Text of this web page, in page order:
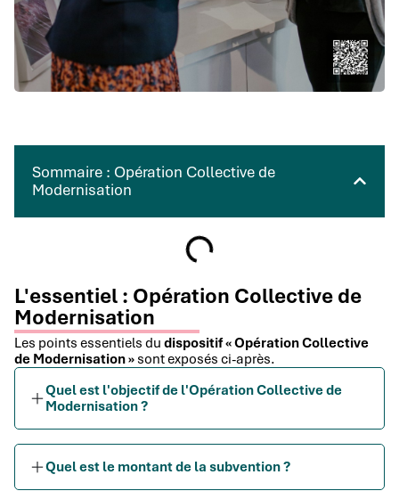
Sommaire : Opération Collective de
Modernisation
L'essentiel : Opération Collective de
Modernisation
Les points essentiels du dispositif « Opération Collective
de Modernisation » sont exposés ci-après.
Quel est l'objectif de l'Opération Collective de
Modernisation ?
Quel est le montant de la subvention ?